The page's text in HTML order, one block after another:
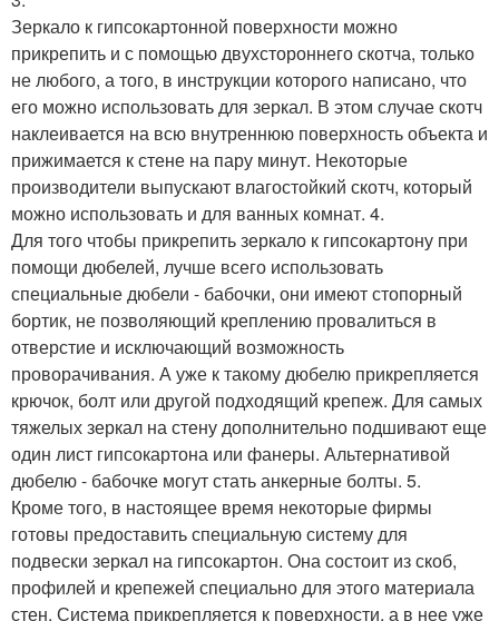
Зеркало к гипсокартонной поверхности можно
прикрепить и с помощью двухстороннего скотча, только
не любого, а того, в инструкции которого написано, что
его можно использовать для зеркал. В этом случае скотч
наклеивается на всю внутреннюю поверхность объекта и
прижимается к стене на пару минут. Некоторые
производители выпускают влагостойкий скотч, который
можно использовать и для ванных комнат. 4.
Для того чтобы прикрепить зеркало к гипсокартону при
помощи дюбелей, лучше всего использовать
специальные дюбели - бабочки, они имеют стопорный
бортик, не позволяющий креплению провалиться в
отверстие и исключающий возможность
проворачивания. А уже к такому дюбелю прикрепляется
крючок, болт или другой подходящий крепеж. Для самых
тяжелых зеркал на стену дополнительно подшивают еще
один лист гипсокартона или фанеры. Альтернативой
дюбелю - бабочке могут стать анкерные болты. 5.
Кроме того, в настоящее время некоторые фирмы
готовы предоставить специальную систему для
подвески зеркал на гипсокартон. Она состоит из скоб,
профилей и крепежей специально для этого материала
стен. Система прикрепляется к поверхности, а в нее уже